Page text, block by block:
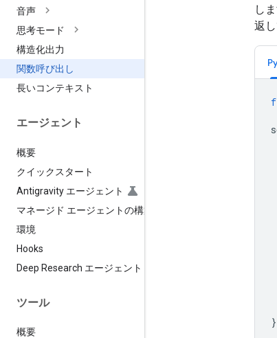
音声
思考モード
構造化出力
関数呼び出し
長いコンテキスト
エージェント
概要
クイックスタート
Antigravity エージェント
マネージド エージェントの構築
環境
Hooks
Deep Research エージェント
ツール
概要
し
返
}